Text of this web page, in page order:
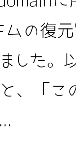
の復
ました
、「こ